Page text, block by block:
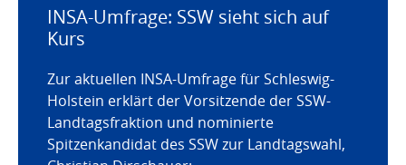
INSA-Umfrage: SSW sieht sich auf
Kurs
Zur aktuellen INSA-Umfrage für Schleswig-
Holstein erklärt der Vorsitzende der SSW-
Landtagsfraktion und nominierte
Spitzenkandidat des SSW zur Landtagswahl,